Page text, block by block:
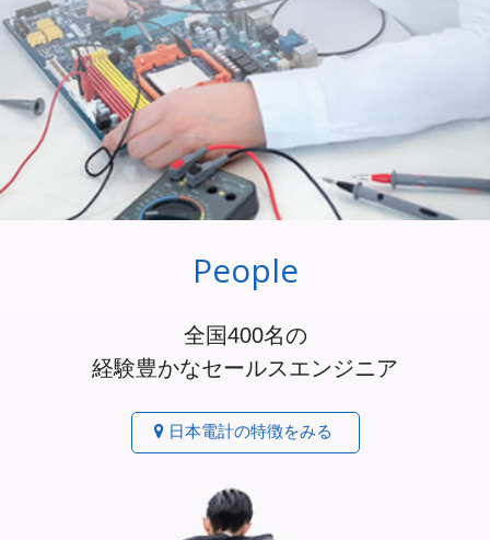
People
全国400名の
経験豊かなセールスエンジニア
日本電計の特徴をみる